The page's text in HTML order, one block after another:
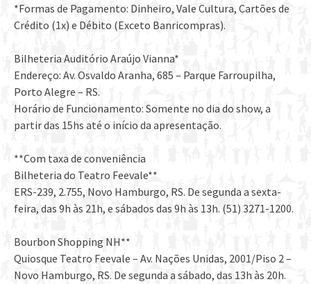
*Formas de Pagamento: Dinheiro, Vale Cultura, Cartões de
Crédito (1x) e Débito (Exceto Banricompras).
Bilheteria Auditório Araújo Vianna*
Endereço: Av. Osvaldo Aranha, 685 – Parque Farroupilha,
Porto Alegre – RS.
Horário de Funcionamento: Somente no dia do show, a
partir das 15hs até o início da apresentação.
**Com taxa de conveniência
Bilheteria do Teatro Feevale**
ERS-239, 2.755, Novo Hamburgo, RS. De segunda a sexta-
feira, das 9h às 21h, e sábados das 9h às 13h. (51) 3271-1200.
Bourbon Shopping NH**
Quiosque Teatro Feevale – Av. Nações Unidas, 2001/Piso 2 –
Novo Hamburgo, RS. De segunda a sábado, das 13h às 20h.